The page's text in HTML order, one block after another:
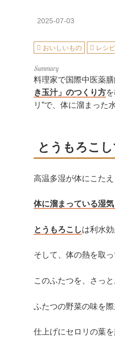
2025-07-03
おいしいもの レシピ
料理家で国際中医薬
き玉汁」のつくり方
リ”で、体に溜まった
とうもろこ
高温多湿が体にこたえ
体に溜まっている湿
とうもろこしは利水
そして、体の熱を取
このふたつを、さっ
ふたつの野菜の味を際
仕上げにセロリの葉を